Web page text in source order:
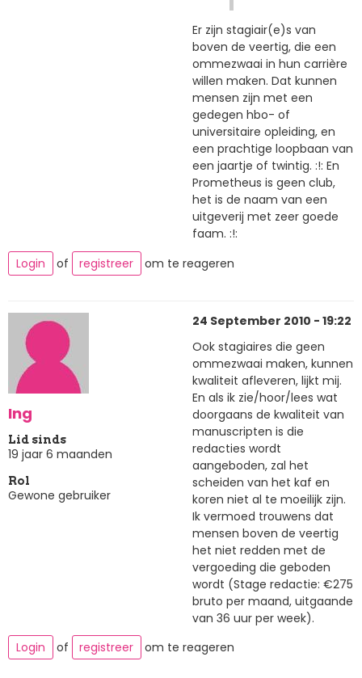
Er zijn stagiair(e)s van
boven de veertig, die een
ommezwaai in hun carrière
willen maken. Dat kunnen
mensen zijn met een
gedegen hbo- of
universitaire opleiding, en
een prachtige loopbaan van
een jaartje of twintig. :!: En
Prometheus is geen club,
het is de naam van een
uitgeverij met zeer goede
faam. :!:
Login
of registreer om te reageren
Ing
Lid sinds
19 jaar 6 maanden
Rol
Gewone gebruiker
24 September 2010 - 19:22
Ook stagiaires die geen
ommezwaai maken, kunnen
kwaliteit afleveren, lijkt mij.
En als ik zie/hoor/lees wat
doorgaans de kwaliteit van
manuscripten is die
redacties wordt
aangeboden, zal het
scheiden van het kaf en
koren niet al te moeilijk zijn.
Ik vermoed trouwens dat
mensen boven de veertig
het niet redden met de
vergoeding die geboden
wordt (Stage redactie: €275
bruto per maand, uitgaande
van 36 uur per week).
Login
of registreer om te reageren